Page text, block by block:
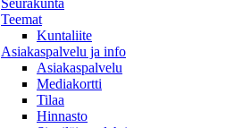
Seurakunta
Teemat
Kuntaliite
Asiakaspalvelu ja info
Asiakaspalvelu
Mediakortti
Tilaa
Hinnasto